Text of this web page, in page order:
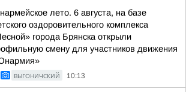
лето. 6 августа, на базе
оздоровительного комплекса
города Брянска открыли
смену для участников движения
ВЫГОНИЧСКИЙ 10:13